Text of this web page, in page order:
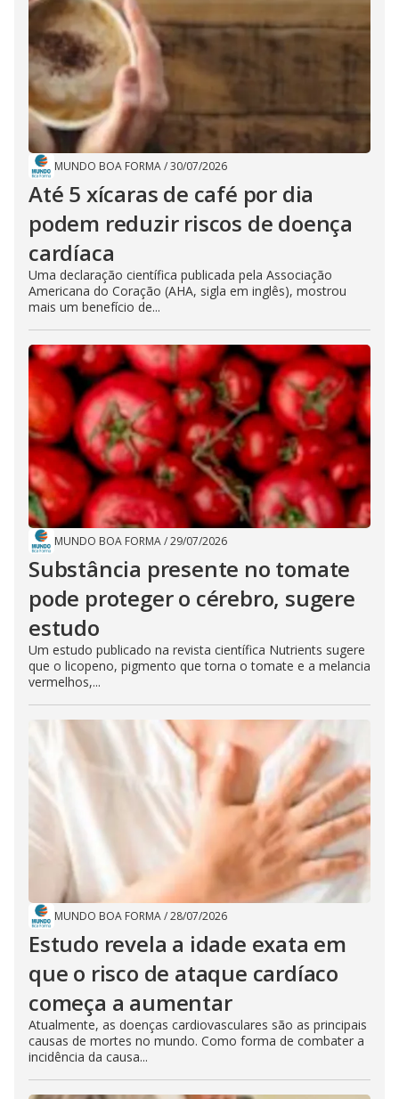
MUNDO BOA FORMA/30/07/2026
Até 5 xícaras de café por dia
podem reduzir riscos de doença
cardíaca
Uma declaração científica publicada pela Associação
Americana do Coração (AHA, sigla em inglês), mostrou
mais um benefício de...
MUNDO BOA FORMA/29/07/2026
Substância presente no tomate
pode proteger o cérebro, sugere
estudo
Um estudo publicado na revista científica Nutrients sugere
que o licopeno, pigmento que torna o tomate e a melancia
vermelhos,...
MUNDO BOA FORMA/28/07/2026
Estudo revela a idade exata em
que o risco de ataque cardíaco
começa a aumentar
Atualmente, as doenças cardiovasculares são as principais
causas de mortes no mundo. Como forma de combater a
incidência da causa...